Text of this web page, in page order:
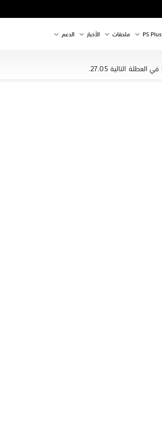
PS Plus ملحقات الأخبار الدعم